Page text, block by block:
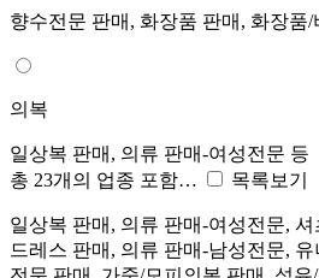
향수전문 판매, 화장품 판매, 화장품/
의복
일상복 판매, 의류 판매-여성전문 등
총 23개의 업종 포함…
목록보기
일상복 판매, 의류 판매-여성전문,
드레스 판매, 의류 판매-남성전문,